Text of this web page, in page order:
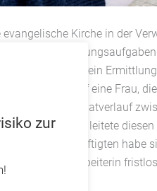
Kirche in der
um
über ein
Übergriffe auf eine Frau,
den Chatverlauf
USB-Stick und leitete
der Beschäftigten habe
die Mitarbeiterin
zur